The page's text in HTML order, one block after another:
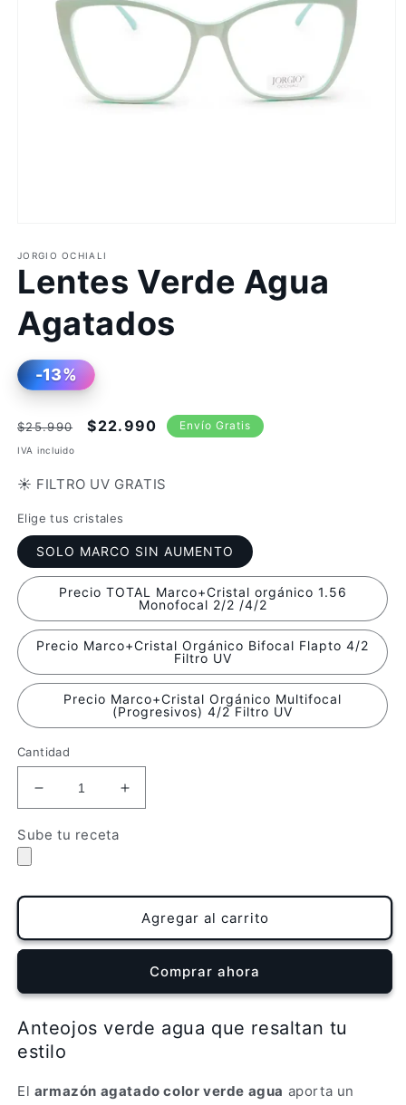
multimedia
1
una
ventana
modal
JORGIO OCHIALI
Lentes Verde Agua
Agatados
-13%
Precio
habitual
$25.990
Precio
$22.990 Envío Gratis
IVA incluido
☀️ FILTRO UV GRATIS
Elige tus cristales
SOLO MARCO SIN AUMENTO
Precio TOTAL Marco+Cristal orgánico 1.56
Monofocal 2/2 /4/2
Precio Marco+Cristal Orgánico Bifocal Flapto 4/2
Filtro UV
Precio Marco+Cristal Orgánico Multifocal
(Progresivos) 4/2 Filtro UV
Cantidad
Reducir
cantidad
para
Agua
Aumentar
cantidad
Agua
Agatados
Sube tu receta
Agregar al carrito
Comprar ahora
Anteojos verde agua que resaltan tu
estilo
El armazón agatado color verde agua aporta un